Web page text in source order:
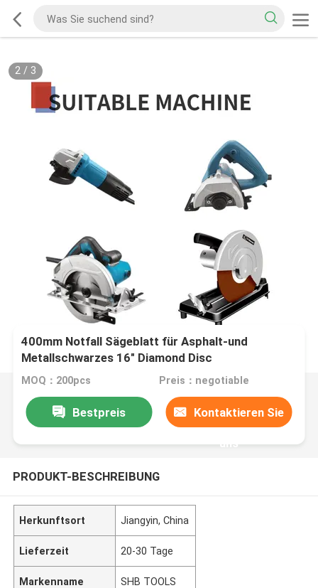
2/ 3
400mm Notfall Sägeblatt für Asphalt-und
Metallschwarzes 16" Diamond Disc
MOQ：200pcs Preis：negotiable
Bestpreis Kontaktieren Sie
uns
PRODUKT-BESCHREIBUNG
Herkunftsort Jiangyin, China
Lieferzeit 20-30 Tage
Markenname SHB TOOLS